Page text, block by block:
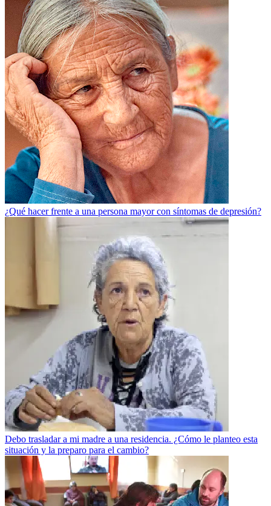
¿Qué hacer frente a una persona mayor con síntomas de depresión?
Debo trasladar a mi madre a una residencia. ¿Cómo le planteo esta
situación y la preparo para el cambio?